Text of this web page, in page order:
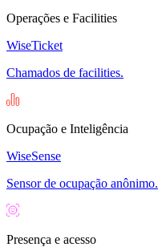
Operações e Facilities
WiseTicket
Chamados de facilities.
Ocupação e Inteligência
WiseSense
Sensor de ocupação anônimo.
Presença e acesso